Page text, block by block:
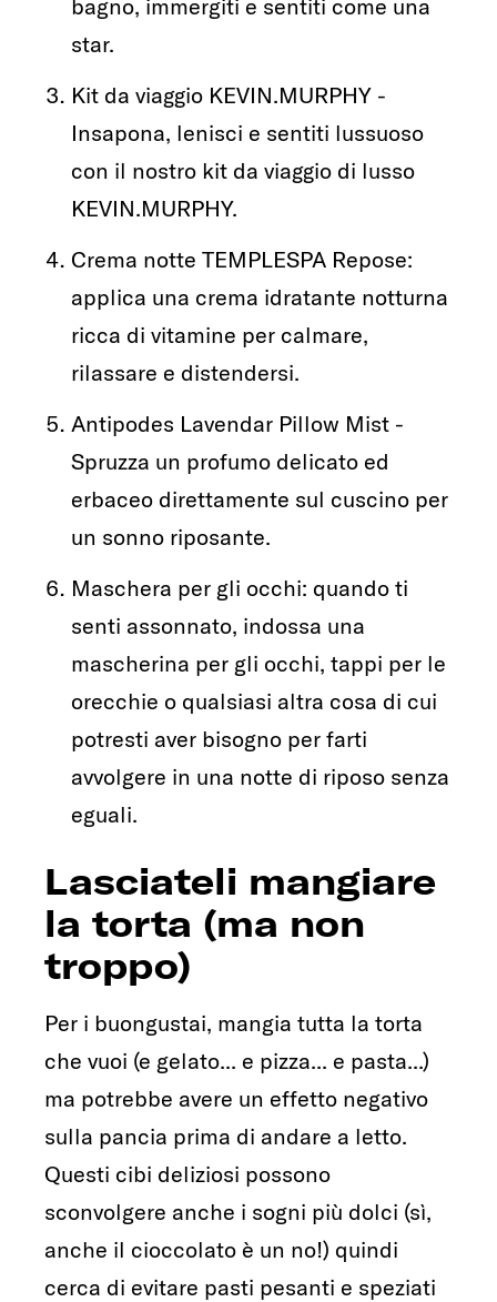
bagno, immergiti e sentiti come una
star.
Kit da viaggio KEVIN.MURPHY -
Insapona, lenisci e sentiti lussuoso
con il nostro kit da viaggio di lusso
KEVIN.MURPHY.
Crema notte TEMPLESPA Repose:
applica una crema idratante notturna
ricca di vitamine per calmare,
rilassare e distendersi.
Antipodes Lavendar Pillow Mist -
Spruzza un profumo delicato ed
erbaceo direttamente sul cuscino per
un sonno riposante.
Maschera per gli occhi: quando ti
senti assonnato, indossa una
mascherina per gli occhi, tappi per le
orecchie o qualsiasi altra cosa di cui
potresti aver bisogno per farti
avvolgere in una notte di riposo senza
eguali.
Lasciateli mangiare
la torta (ma non
troppo)
Per i buongustai, mangia tutta la torta
che vuoi (e gelato... e pizza... e pasta...)
ma potrebbe avere un effetto negativo
sulla pancia prima di andare a letto.
Questi cibi deliziosi possono
sconvolgere anche i sogni più dolci (sì,
anche il cioccolato è un no!) quindi
cerca di evitare pasti pesanti e speziati